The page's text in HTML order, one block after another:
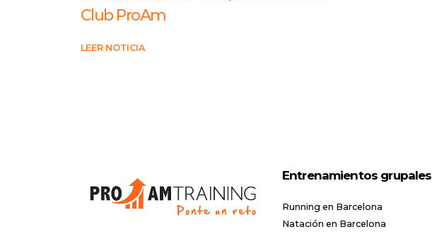
Club ProAm
LEER NOTICIA
Entrenamientos grupales
Running en Barcelona
Natación en Barcelona